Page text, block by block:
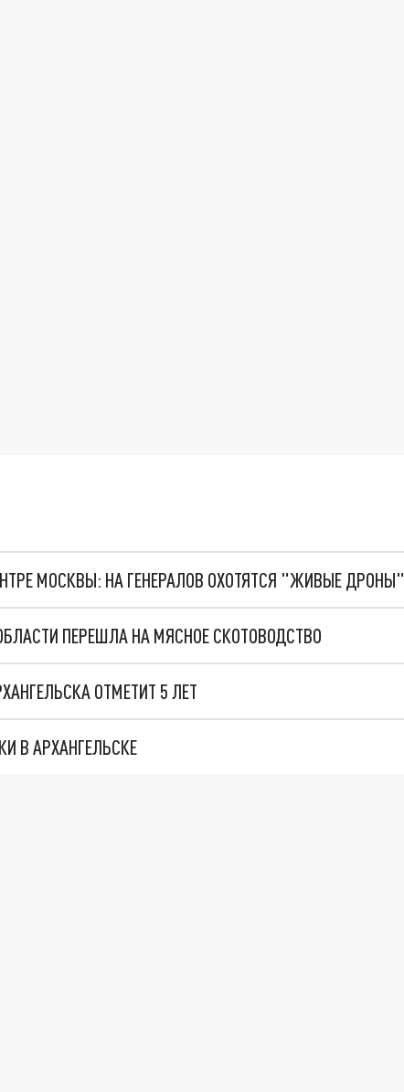
МОСКВЫ: НА ГЕНЕРАЛОВ ОХОТЯТСЯ "ЖИВЫЕ ДРОНЫ"
ПЕРЕШЛА НА МЯСНОЕ СКОТОВОДСТВО
ОТМЕТИТ 5 ЛЕТ
В АРХАНГЕЛЬСКЕ